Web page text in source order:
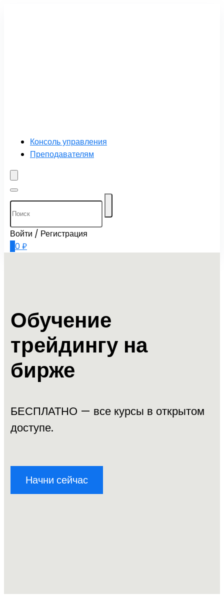
Консоль управления
Преподавателям
Войти / Регистрация
0₽
Обучение
трейдингу на
бирже
БЕСПЛАТНО — все курсы в открытом
доступе.
Начни сейчас